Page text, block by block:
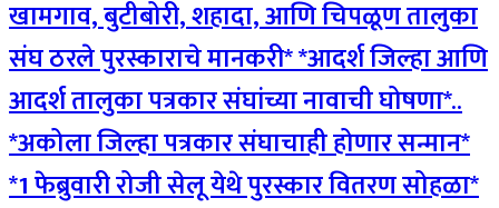
खामगाव, बुटीबोरी, शहादा, आणि चिपळूण तालुका
संघ ठरले पुरस्काराचे मानकरी* *आदर्श जिल्हा आणि
आदर्श तालुका पत्रकार संघांच्या नावाची घोषणा*..
*अकोला जिल्हा पत्रकार संघाचाही होणार सन्मान*
*1 फेब्रुवारी रोजी सेलू येथे पुरस्कार वितरण सोहळा*